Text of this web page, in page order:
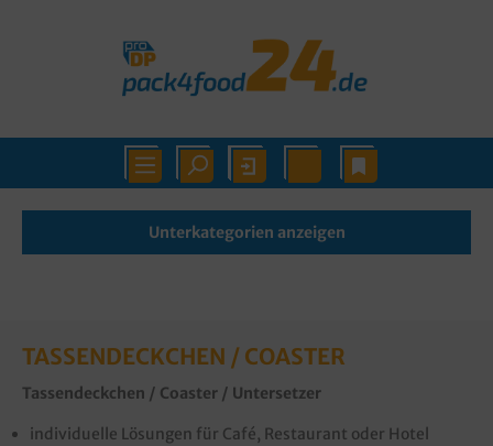
Unterkategorien anzeigen
TASSENDECKCHEN / COASTER
Tassendeckchen / Coaster / Untersetzer
individuelle Lösungen für Café, Restaurant oder Hotel